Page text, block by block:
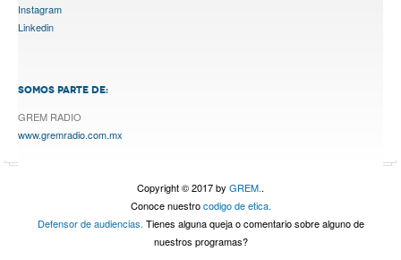
Instagram
Linkedin
SOMOS PARTE DE:
GREM RADIO
www.gremradio.com.mx
Copyright © 2017 by GREM..
Conoce nuestrocodigo de etica.
Defensor de audiencias. Tienes alguna queja o comentario sobre alguno de
nuestros programas?